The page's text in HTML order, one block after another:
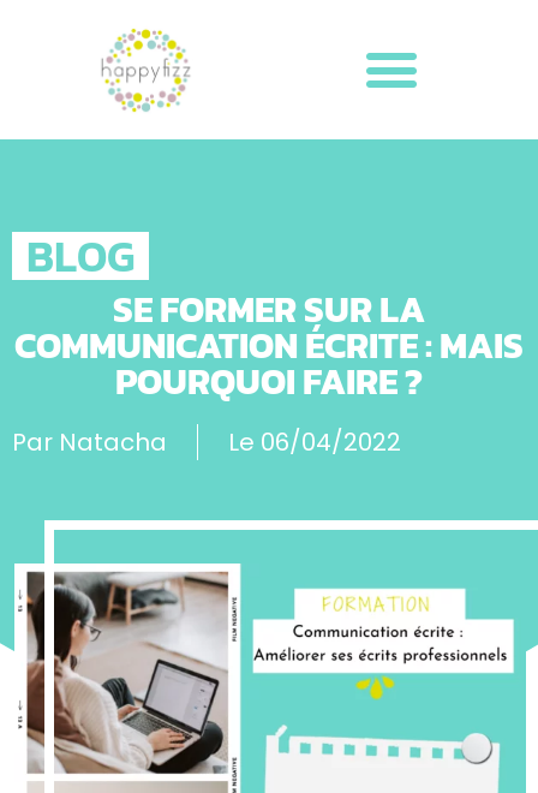
BLOG
SE FORMER SUR LA
COMMUNICATION ÉCRITE : MAIS
POURQUOI FAIRE ?
Par Natacha Le 06/04/2022